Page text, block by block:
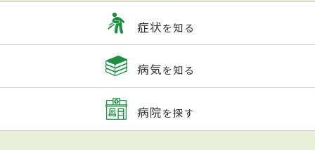
症状を知る
病気を知る
病院を探す